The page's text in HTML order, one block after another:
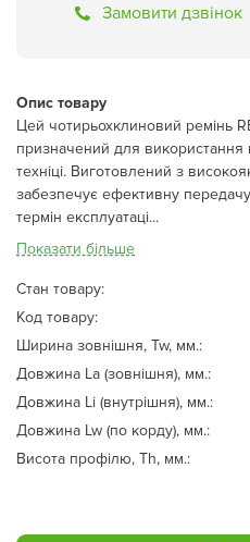
Замовити дзвінок
Опис товару
Цей чотирьохклиновий ремінь
призначений для використання
техніці. Виготовлений з
забезпечує ефективну
термін експлуатаці...
Показати більше
Стан товару:
Код товару:
Ширина зовнішня, Tw, мм.:
Довжина La (зовнішня), мм.:
Довжина Li (внутрішня), мм.:
Довжина Lw (по корду), мм.:
Висота профілю, Th, мм.: